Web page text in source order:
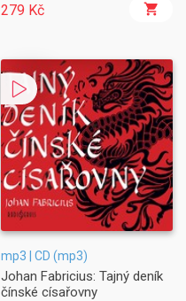
279 Kč
mp3 | CD (mp3)
Johan Fabricius: Tajný deník
čínské císařovny